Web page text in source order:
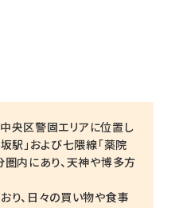
央区警固エリアに位置し
駅」および七隈線「薬院
内にあり、天神や博多方
り、日々の買い物や食事